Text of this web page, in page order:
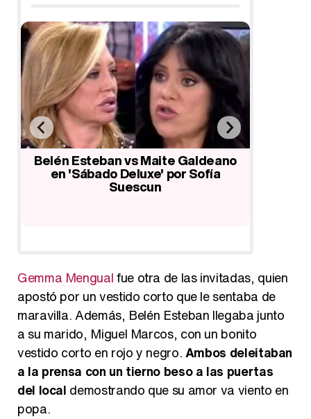
Ainhoa Arteta reúne a los rostros
más populares en su preboda:
Carmen Lomana, Ana Rosa
Gemma Mengualfue otra de las invitadas, quien
apostó por un vestido corto que le sentaba de
maravilla. Además, Belén Esteban llegaba junto
a su marido, Miguel Marcos, con un bonito
vestido corto en rojo y negro.Ambos deleitaban
a la prensa con un tierno beso a las puertas
del local demostrando que su amor va viento en
popa.